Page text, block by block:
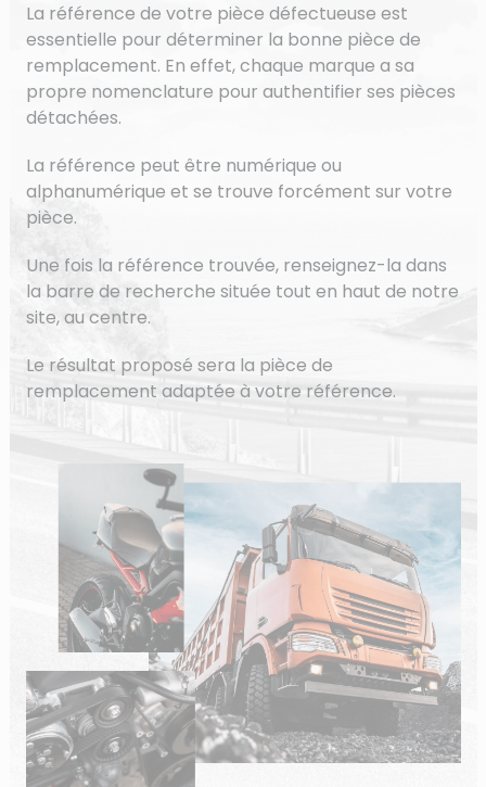
La référence de votre pièce défectueuse est
essentielle pour déterminer la bonne pièce de
remplacement. En effet, chaque marque a sa
propre nomenclature pour authentifier ses pièces
détachées.
La référence peut être numérique ou
alphanumérique et se trouve forcément sur votre
pièce.
Une fois la référence trouvée, renseignez-la dans
la barre de recherche située tout en haut de notre
site, au centre.
Le résultat proposé sera la pièce de
remplacement adaptée à votre référence.